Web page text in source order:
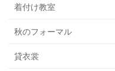
着付け教室
秋のフォーマル
貸衣裳